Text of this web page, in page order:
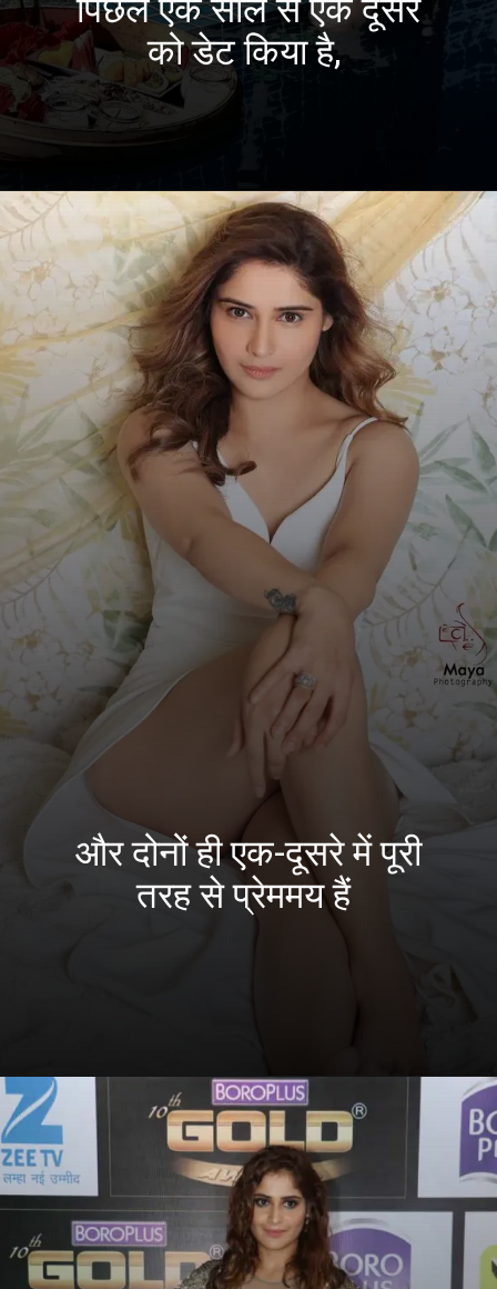
पिछले एक साल से एक दूसरे
को डेट किया है,
और दोनों ही एक-दूसरे में पूरी
तरह से प्रेममय हैं